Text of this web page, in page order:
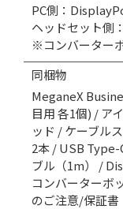
PC側：
ヘッドセット側
※コンバーター
同梱物
MeganeX
目用 各1個) / ア
ッド / ケーブル
2本 / USB Type-
ブル（1m） /
コンバーターボ
のご注意/保証書